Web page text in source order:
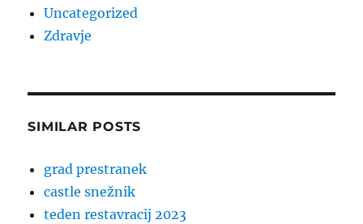
Uncategorized
Zdravje
SIMILAR POSTS
grad prestranek
castle snežnik
teden restavracij 2023